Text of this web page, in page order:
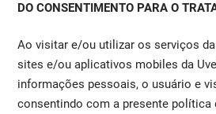
DO CONSENTIMENTO PARA O
Ao visitar e/ou utilizar os serviços
sites e/ou aplicativos mobiles da
informações pessoais, o usuário e
consentindo com a presente política